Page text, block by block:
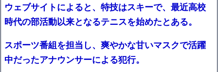
ウェブサイトによると、特技はスキーで、最近高校
時代の部活動以来となるテニスを始めたとある。
スポーツ番組を担当し、爽やかな甘いマスクで活躍
中だったアナウンサーによる犯行。